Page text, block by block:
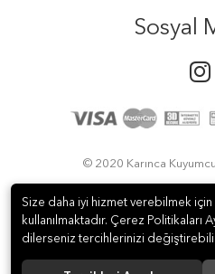
Sosyal
© 2020 Karınca Kuyumcu
Size daha iyi hizmet verebilmek
kullanılmaktadır. Çerez Politikaları
dilerseniz tercihlerinizi